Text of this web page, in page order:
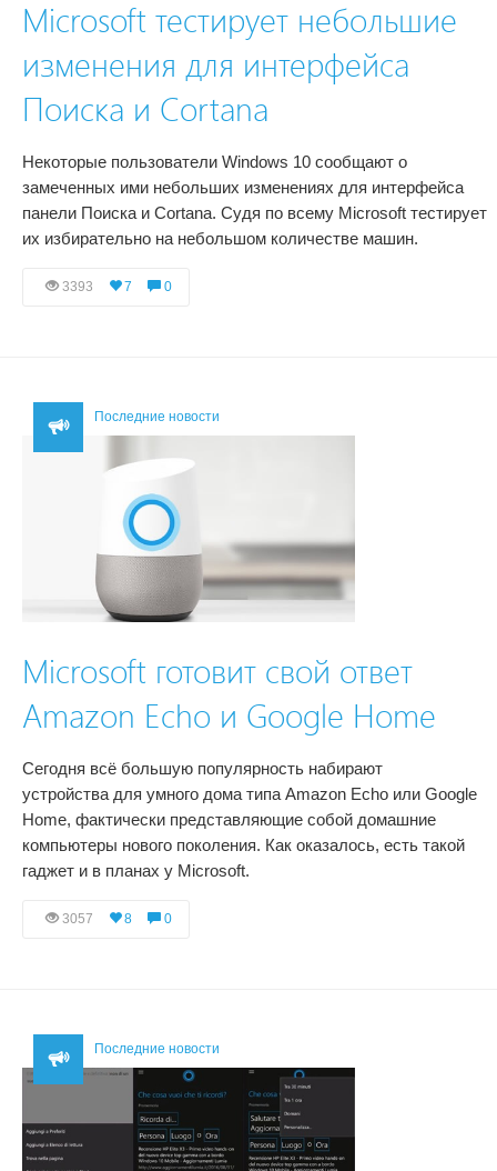
Microsoft тестирует небольшие
изменения для интерфейса
Поиска и Cortana
Некоторые пользователи Windows 10 сообщают о
замеченных ими небольших изменениях для интерфейса
панели Поиска и Cortana. Судя по всему Microsoft тестирует
их избирательно на небольшом количестве машин.
3393 7 0
Последние новости
Microsoft готовит свой ответ
Amazon Echo и Google Home
Сегодня всё большую популярность набирают
устройства для умного дома типа Amazon Echo или Google
Home, фактически представляющие собой домашние
компьютеры нового поколения. Как оказалось, есть такой
гаджет и в планах у Microsoft.
3057 8 0
Последние новости